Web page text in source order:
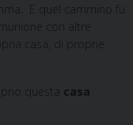
E quel cammino fu
con altre
casa, di proprie
questa casa